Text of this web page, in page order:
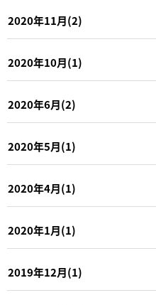
2020年11月(2)
2020年10月(1)
2020年6月(2)
2020年5月(1)
2020年4月(1)
2020年1月(1)
2019年12月(1)